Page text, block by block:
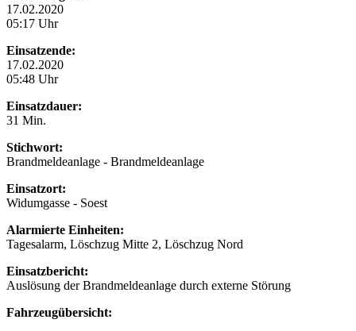
17.02.2020
05:17 Uhr
Einsatzende:
17.02.2020
05:48 Uhr
Einsatzdauer:
31 Min.
Stichwort:
Brandmeldeanlage - Brandmeldeanlage
Einsatzort:
Widumgasse - Soest
Alarmierte Einheiten:
Tagesalarm, Löschzug Mitte 2, Löschzug Nord
Einsatzbericht:
Auslösung der Brandmeldeanlage durch externe Störung
Fahrzeugübersicht: